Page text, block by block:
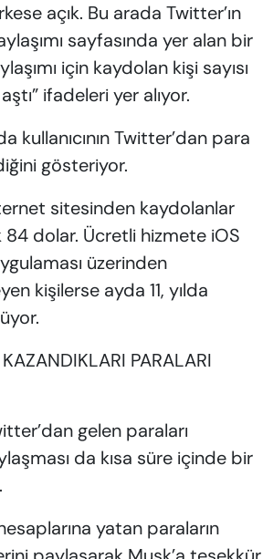
açık. Bu arada Twitter’ın
sayfasında yer alan bir
için kaydolan kişi sayısı
ifadeleri yer alıyor.
kullanıcının Twitter’dan para
gösteriyor.
sitesinden kaydolanlar
84 dolar. Ücretli hizmete iOS
üzerinden
kişilerse ayda 11, yılda
PARALARI
gelen paraları
da kısa süre içinde bir
yatan paraların